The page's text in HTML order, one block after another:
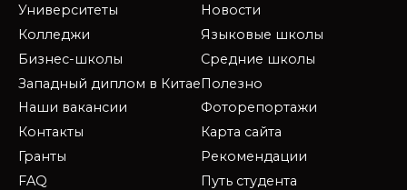
Университеты
Колледжи
Бизнес-школы
Западный диплом в Китае
Наши вакансии
Контакты
Гранты
FAQ
Новости
Языковые школы
Средние школы
Полезно
Фоторепортажи
Карта сайта
Рекомендации
Путь студента